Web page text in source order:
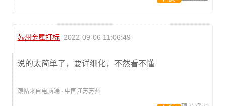
苏州金属打标 2022-09-06 11:06:49
说的太简单了，要详细化，不然看不懂
跟帖来自电脑端 · 中国江苏苏州